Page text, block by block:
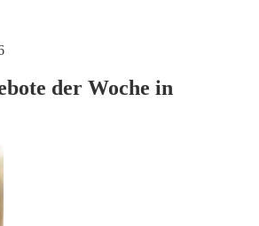
der Woche in